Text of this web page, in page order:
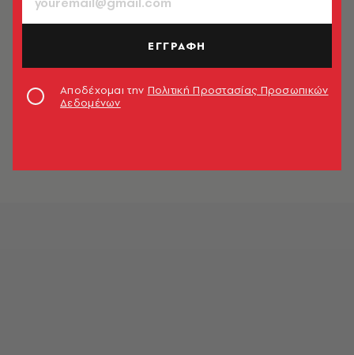
ΕΓΓΡΑΦΗ
Αποδέχομαι την Πολιτική Προστασίας Προσωπικών
Δεδομένων